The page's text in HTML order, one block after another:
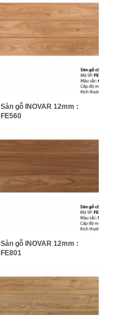
Sàn gỗ INOVAR 12mm :
FE560
Sàn gỗ INOVAR 12mm :
FE801